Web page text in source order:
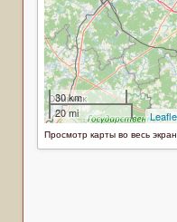
Просмотр карты во весь экран